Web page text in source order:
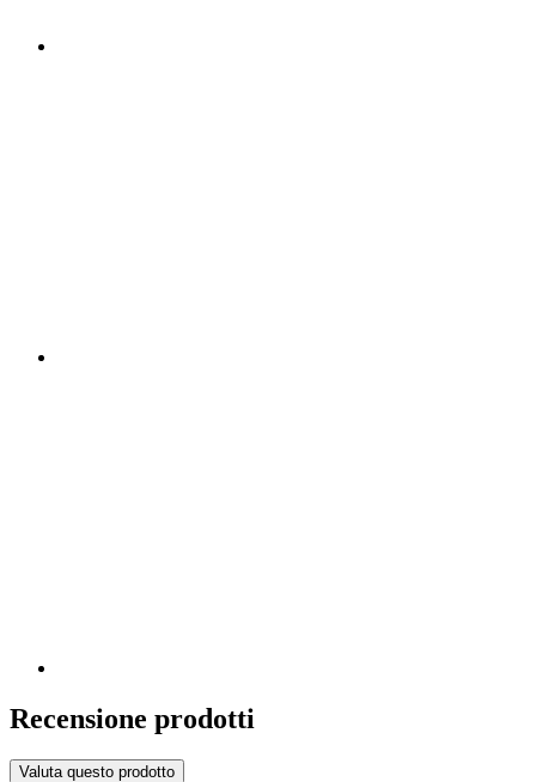
Recensione prodotti
Valuta questo prodotto